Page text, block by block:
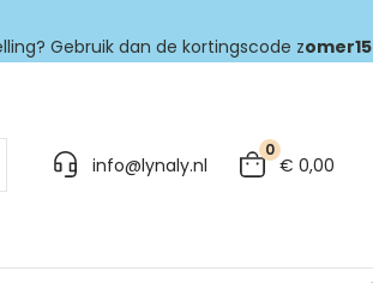
Gebruik dan de kortingscode zomer15
info@lynaly.nl
0
€ 0,00